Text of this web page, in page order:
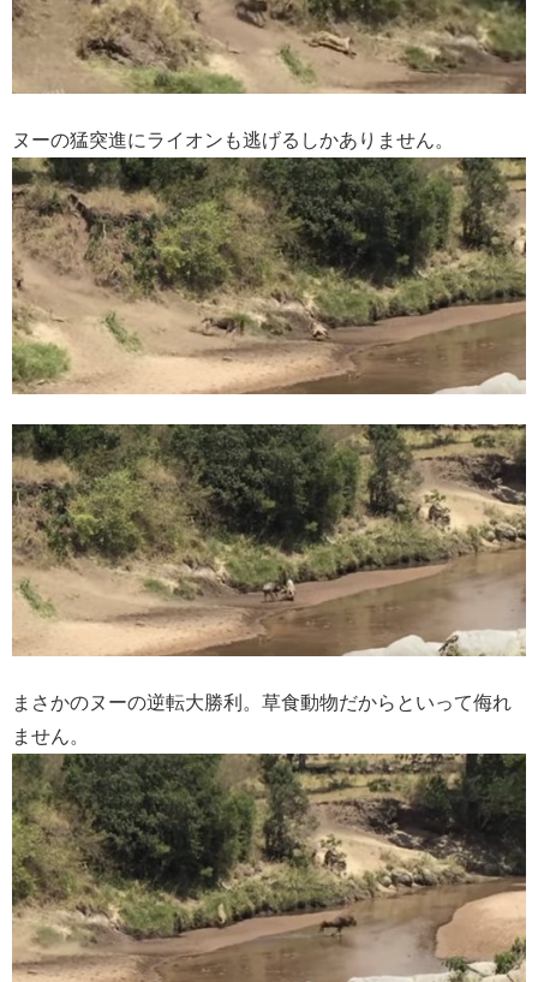
ヌーの猛突進にライオンも逃げるしかありません。
まさかのヌーの逆転大勝利。草食動物だからといって侮れ
ません。